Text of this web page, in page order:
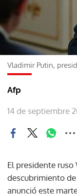
Vladimir Putin,
Afp
14 de septiembre
El presidente ruso
descubrimiento
anunció este